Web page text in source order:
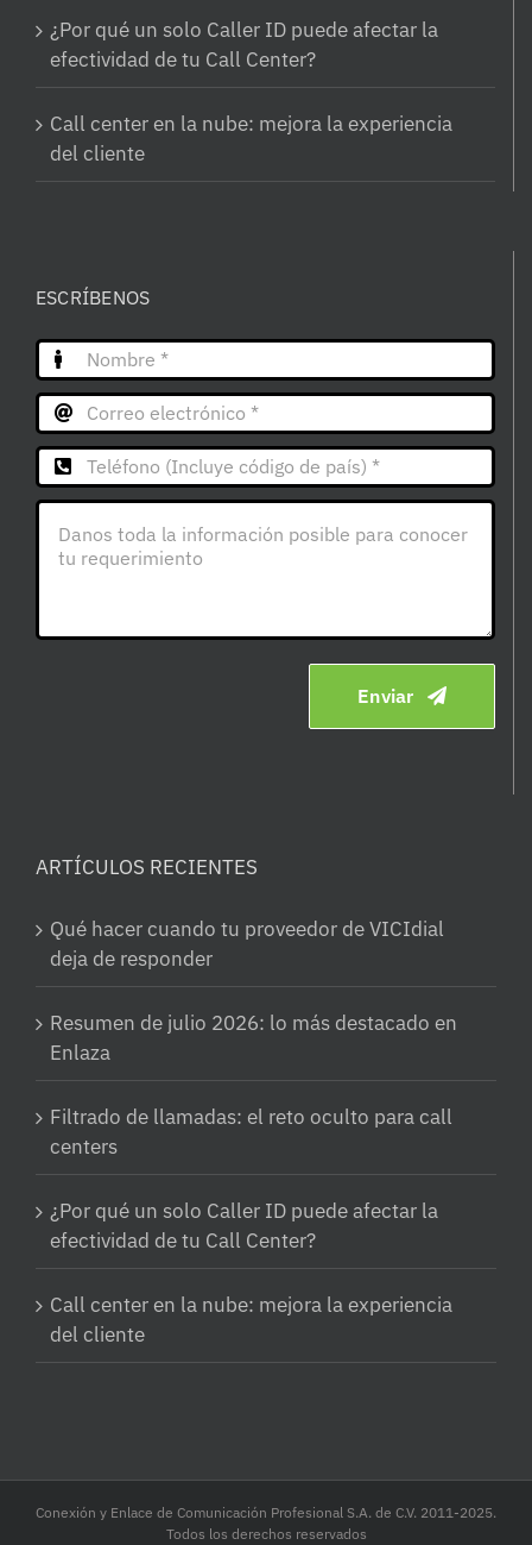
¿Por qué un solo Caller ID puede afectar la
efectividad de tu Call Center?
Call center en la nube: mejora la experiencia
del cliente
ESCRÍBENOS
Enviar
ARTÍCULOS RECIENTES
Qué hacer cuando tu proveedor de VICIdial
deja de responder
Resumen de julio 2026: lo más destacado en
Enlaza
Filtrado de llamadas: el reto oculto para call
centers
¿Por qué un solo Caller ID puede afectar la
efectividad de tu Call Center?
Call center en la nube: mejora la experiencia
del cliente
Conexión y Enlace de Comunicación Profesional S.A. de C.V. 2011-2025.
Todos los derechos reservados